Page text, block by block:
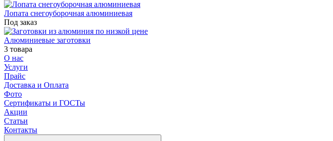
Лопата снегоуборочная алюминиевая
Под заказ
Алюминиевые заготовки
3 товара
О нас
Услуги
Прайс
Доставка и Оплата
Фото
Сертификаты и ГОСТы
Акции
Статьи
Контакты